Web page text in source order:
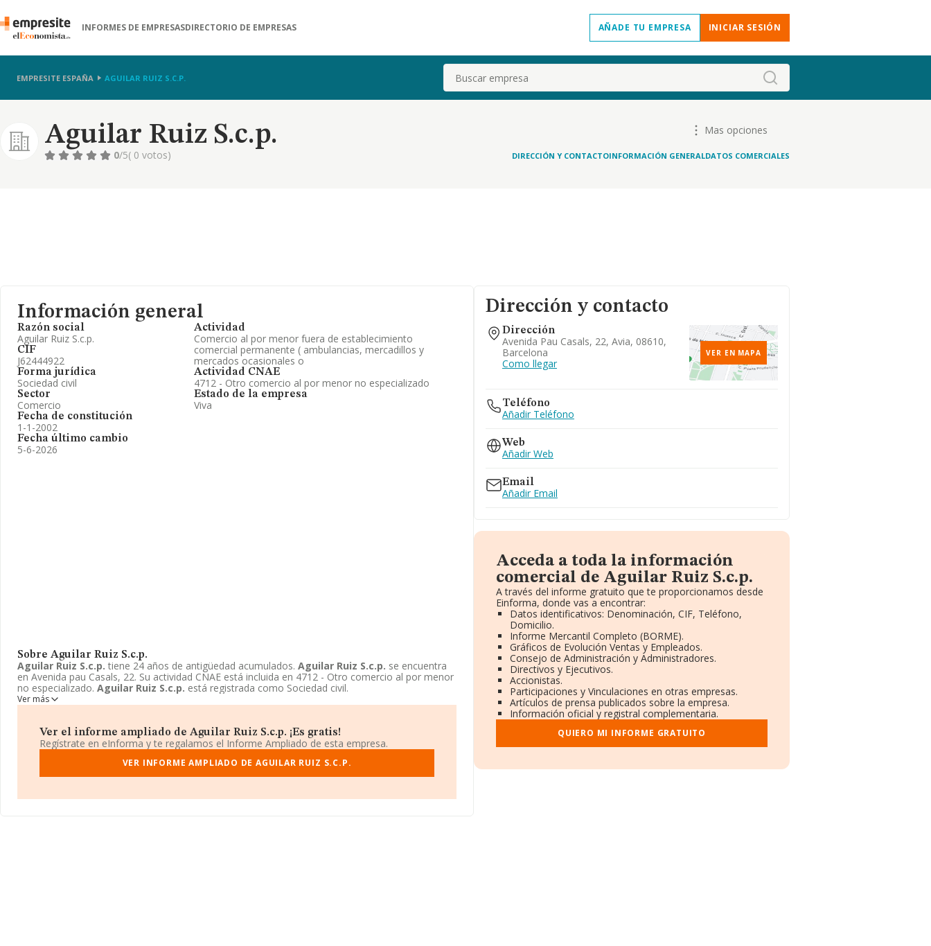
INFORMES DE EMPRESASDIRECTORIO DE EMPRESAS AÑADE TU EMPRESA INICIAR SESIÓN
EMPRESITE ESPAÑA AGUILAR RUIZ S.C.P. Buscar
Aguilar Ruiz S.c.p.
Mas opciones
0/5( 0 votos) DIRECCIÓN Y CONTACTOINFORMACIÓN GENERALDATOS COMERCIALES
Información general
Razón social
Aguilar Ruiz S.c.p.
CIF
J62444922
Forma jurídica
Sociedad civil
Sector
Comercio
Fecha de constitución
1-1-2002
Fecha último cambio
5-6-2026
Actividad
Comercio al por menor fuera de establecimiento
comercial permanente ( ambulancias, mercadillos y
mercados ocasionales o
Actividad CNAE
4712 - Otro comercio al por menor no especializado
Estado de la empresa
Viva
Sobre Aguilar Ruiz S.c.p.
Aguilar Ruiz S.c.p. tiene 24 años de antigüedad acumulados. Aguilar Ruiz S.c.p. se encuentra
en Avenida pau Casals, 22. Su actividad CNAE está incluida en 4712 - Otro comercio al por menor
no especializado. Aguilar Ruiz S.c.p. está registrada como Sociedad civil.
Ver más
Ver el informe ampliado de Aguilar Ruiz S.c.p. ¡Es gratis!
Regístrate en eInforma y te regalamos el Informe Ampliado de esta empresa.
VER INFORME AMPLIADO DE AGUILAR RUIZ S.C.P.
Dirección y contacto
Dirección
Avenida Pau Casals, 22, Avia, 08610,
Barcelona
Como llegar
VER EN MAPA
Teléfono
Añadir Teléfono
Web
Añadir Web
Email
Añadir Email
Acceda a toda la información
comercial de Aguilar Ruiz S.c.p.
A través del informe gratuito que te proporcionamos desde
Einforma, donde vas a encontrar:
Datos identificativos: Denominación, CIF, Teléfono,
Domicilio.
Informe Mercantil Completo (BORME).
Gráficos de Evolución Ventas y Empleados.
Consejo de Administración y Administradores.
Directivos y Ejecutivos.
Accionistas.
Participaciones y Vinculaciones en otras empresas.
Artículos de prensa publicados sobre la empresa.
Información oficial y registral complementaria.
QUIERO MI INFORME GRATUITO